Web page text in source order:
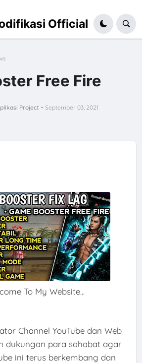
Official
Free Fire
Project • September 03, 2021
To My Website...
Channel YouTube dan Web
dukungan para sahabat agar
ini terus berkembang dan